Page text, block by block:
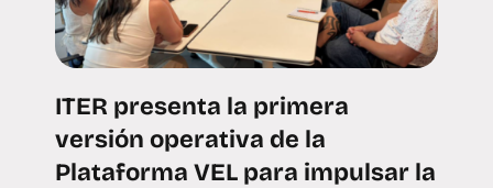
ITER presenta la primera
versión operativa de la
Plataforma VEL para impulsar la